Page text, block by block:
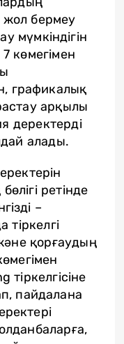
жол бермеу
мүмкіндігін
көмегімен
графикалық
арқылы
деректерді
алады.
ретінде
–
қорғаудың
пайдалана